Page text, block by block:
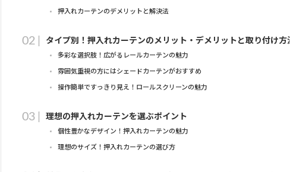
押入れカーテンのデメリットと解決法
タイプ別！押入れカーテンのメリット・デメリットと取り付け方
多彩な選択肢！広がるレールカーテンの魅力
雰囲気重視の方にはシェードカーテンがおすすめ
操作簡単ですっきり見え！ロールスクリーンの魅力
理想の押入れカーテンを選ぶポイント
個性豊かなデザイン！押入れカーテンの魅力
理想のサイズ！押入れカーテンの選び方